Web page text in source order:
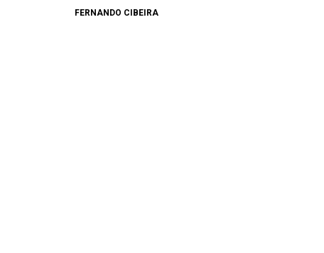
FERNANDO CIBEIRA